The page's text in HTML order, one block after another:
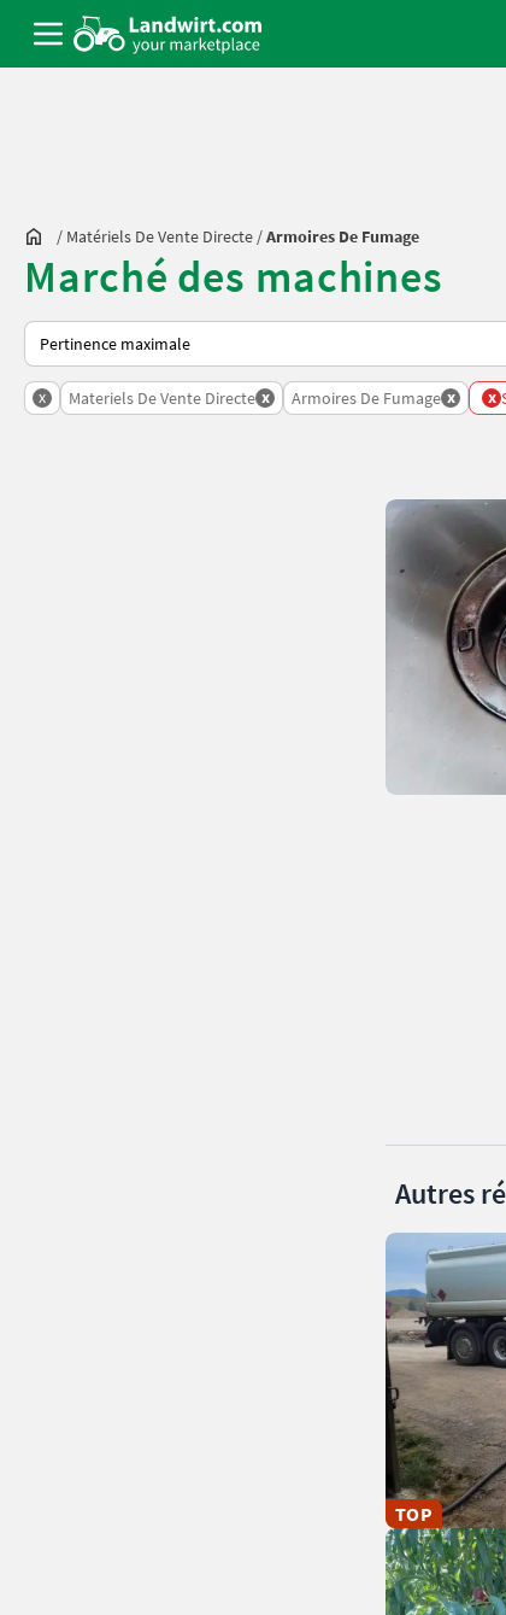
/ Matériels De Vente Directe /Armoires De Fumage
Marché des machines
Voici comment les annonces sont triées sur Landwirt.com
x Materiels De Vente Directe x Armoires De Fumage x x
Autres
TOP